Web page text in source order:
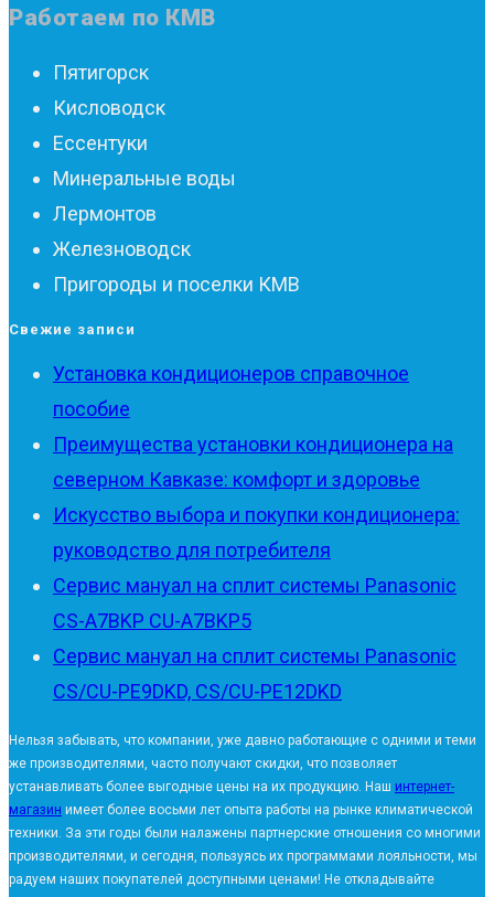
Работаем по КМВ
Пятигорск
Кисловодск
Ессентуки
Минеральные воды
Лермонтов
Железноводск
Пригороды и поселки КМВ
Свежие записи
Установка кондиционеров справочное
пособие
Преимущества установки кондиционера на
северном Кавказе: комфорт и здоровье
Искусство выбора и покупки кондиционера:
руководство для потребителя
Сервис мануал на сплит системы Panasonic
CS-A7BKP CU-A7BKP5
Сервис мануал на сплит системы Panasonic
CS/CU-PE9DKD, CS/CU-PE12DKD
Нельзя забывать, что компании, уже давно работающие с одними и теми
же производителями, часто получают скидки, что позволяет
устанавливать более выгодные цены на их продукцию. Наш интернет-
магазин имеет более восьми лет опыта работы на рынке климатической
техники. За эти годы были налажены партнерские отношения со многими
производителями, и сегодня, пользуясь их программами лояльности, мы
радуем наших покупателей доступными ценами! Не откладывайте